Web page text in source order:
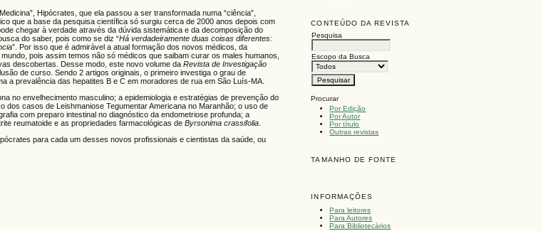
CONTEÚDO DA REVISTA
Pesquisa
Escopo da Busca
Procurar
Por Edição
Por Autor
Por título
Outras revistas
TAMANHO DE FONTE
INFORMAÇÕES
Para leitores
Para Autores
Para Bibliotecários
Hipócrates, que ela passou a ser transformada numa “ciência”,
que a base da pesquisa científica só surgiu cerca de 2000 anos depois com
chegar à verdade através da dúvida sistemática e da decomposição do
do saber, pois como se diz “Há verdadeiramente duas coisas diferentes:
”. Por isso que é admirável a atual formação dos novos médicos, da
pois assim temos não só médicos que saibam curar os males humanos,
descobertas. Desse modo, este novo volume daRevista de Investigação
de curso. Sendo 2 artigos originais, o primeiro investiga o grau de
a prevalência das hepatites B e C em moradores de rua em São Luís-MA.
no envelhecimento masculino; a epidemiologia e estratégias de prevenção do
casos de Leishmaniose Tegumentar Americana no Maranhão; o uso de
com preparo intestinal no diagnóstico da endometriose profunda; a
reumatoide e as propriedades farmacológicas deByrsonima crassifolia
para cada um desses novos profissionais e cientistas da saúde, ou